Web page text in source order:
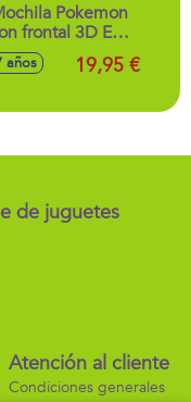
Pokemon
frontal 3D Eva
40x30x15 cm
años 19,95 €
de juguetes
Atención al cliente
Condiciones generales